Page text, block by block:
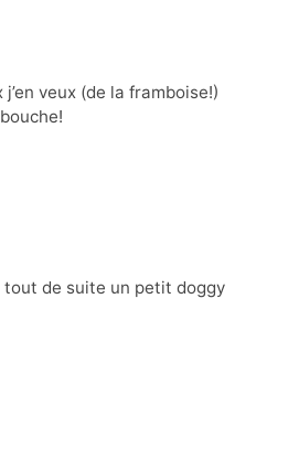
j’en veux (de la framboise!)
de suite un petit doggy